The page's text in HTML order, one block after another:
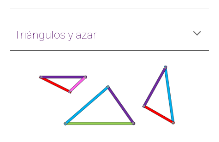
Triángulos y azar